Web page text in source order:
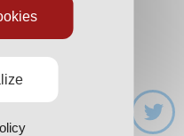
sur Calaméo